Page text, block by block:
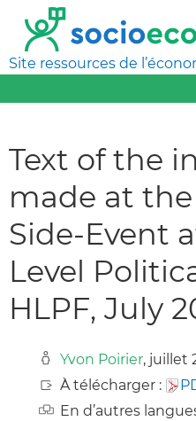
Site ressources de
Text of the
made at
Side-Event
Level
HLPF, July
Yvon Poirier, juillet
À télécharger :
En d’autres